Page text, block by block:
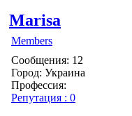
Marisa
Members
Сообщения: 12
Город: Украина
Профессия:
Репутация : 0